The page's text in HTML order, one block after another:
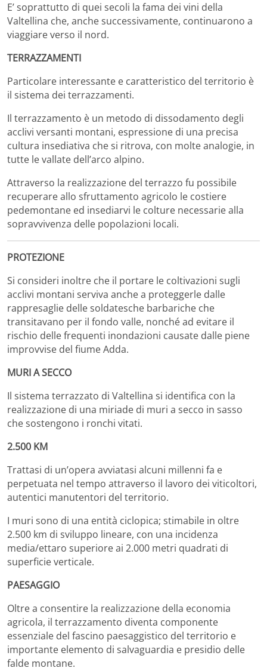
E’ soprattutto di quei secoli la fama dei vini della
Valtellina che, anche successivamente, continuarono a
viaggiare verso il nord.
TERRAZZAMENTI
Particolare interessante e caratteristico del territorio è
il sistema dei terrazzamenti.
Il terrazzamento è un metodo di dissodamento degli
acclivi versanti montani, espressione di una precisa
cultura insediativa che si ritrova, con molte analogie, in
tutte le vallate dell’arco alpino.
Attraverso la realizzazione del terrazzo fu possibile
recuperare allo sfruttamento agricolo le costiere
pedemontane ed insediarvi le colture necessarie alla
sopravvivenza delle popolazioni locali.
PROTEZIONE
Si consideri inoltre che il portare le coltivazioni sugli
acclivi montani serviva anche a proteggerle dalle
rappresaglie delle soldatesche barbariche che
transitavano per il fondo valle, nonché ad evitare il
rischio delle frequenti inondazioni causate dalle piene
improvvise del fiume Adda.
MURI A SECCO
Il sistema terrazzato di Valtellina si identifica con la
realizzazione di una miriade di muri a secco in sasso
che sostengono i ronchi vitati.
2.500 KM
Trattasi di un’opera avviatasi alcuni millenni fa e
perpetuata nel tempo attraverso il lavoro dei viticoltori,
autentici manutentori del territorio.
I muri sono di una entità ciclopica; stimabile in oltre
2.500 km di sviluppo lineare, con una incidenza
media/ettaro superiore ai 2.000 metri quadrati di
superficie verticale.
PAESAGGIO
Oltre a consentire la realizzazione della economia
agricola, il terrazzamento diventa componente
essenziale del fascino paesaggistico del territorio e
importante elemento di salvaguardia e presidio delle
falde montane.